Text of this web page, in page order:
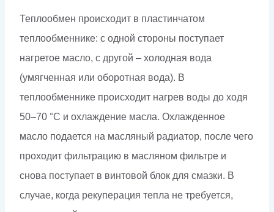
Теплообмен происходит в пластинчатом
теплообменнике: с одной стороны поступает
нагретое масло, с другой – холодная вода
(умягченная или оборотная вода). В
теплообменнике происходит нагрев воды до ходя
50–70 °С и охлаждение масла. Охлажденное
масло подается на масляный радиатор, после чего
проходит фильтрацию в масляном фильтре и
снова поступает в винтовой блок для смазки. В
случае, когда рекуперация тепла не требуется,